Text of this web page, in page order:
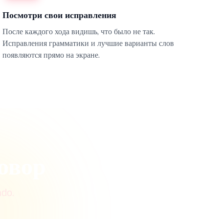
Посмотри свои исправления
После каждого хода видишь, что было не так.
Исправления грамматики и лучшие варианты слов
появляются прямо на экране.